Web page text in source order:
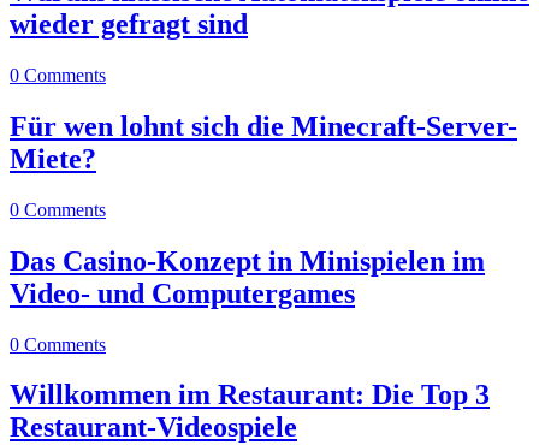
wieder gefragt sind
0 Comments
Für wen lohnt sich die Minecraft-Server-
Miete?
0 Comments
Das Casino-Konzept in Minispielen im
Video- und Computergames
0 Comments
Willkommen im Restaurant: Die Top 3
Restaurant-Videospiele